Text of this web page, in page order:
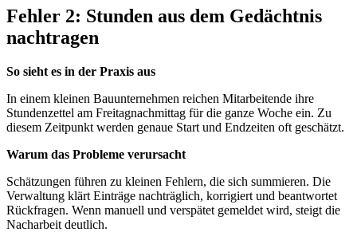
Fehler 2: Stunden aus dem Gedächtnis
nachtragen
So sieht es in der Praxis aus
In einem kleinen Bauunternehmen reichen Mitarbeitende ihre
Stundenzettel am Freitagnachmittag für die ganze Woche ein. Zu
diesem Zeitpunkt werden genaue Start und Endzeiten oft geschätzt.
Warum das Probleme verursacht
Schätzungen führen zu kleinen Fehlern, die sich summieren. Die
Verwaltung klärt Einträge nachträglich, korrigiert und beantwortet
Rückfragen. Wenn manuell und verspätet gemeldet wird, steigt die
Nacharbeit deutlich.